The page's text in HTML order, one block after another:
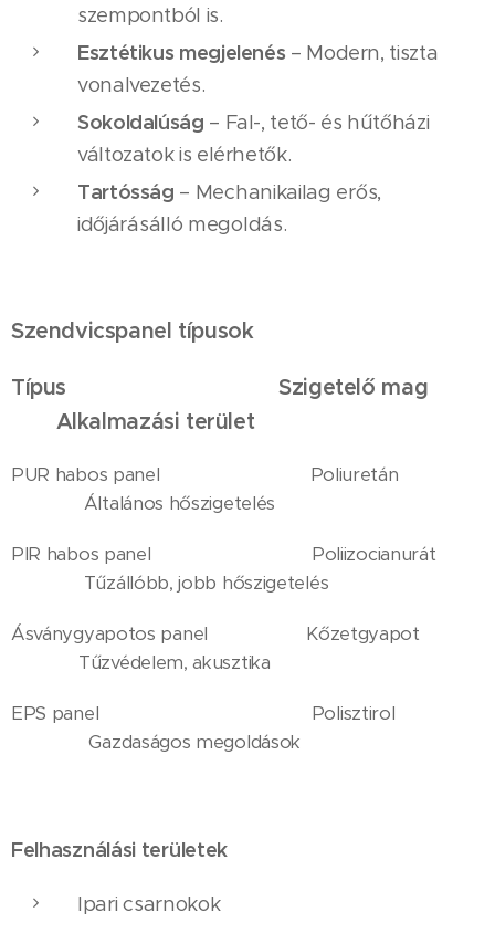
szempontból is.
Esztétikus megjelenés – Modern, tiszta
vonalvezetés.
Sokoldalúság – Fal-, tető- és hűtőházi
változatok is elérhetők.
Tartósság – Mechanikailag erős,
időjárásálló megoldás.
Szendvicspanel típusok
Típus
Szigetelő mag
Alkalmazási terület
PUR habos panel Poliuretán
Általános hőszigetelés
PIR habos panel Poliizocianurát
Tűzállóbb, jobb hőszigetelés
Ásványgyapotos panel Kőzetgyapot
Tűzvédelem, akusztika
EPS panel Polisztirol
Gazdaságos megoldások
Felhasználási területek
Ipari csarnokok